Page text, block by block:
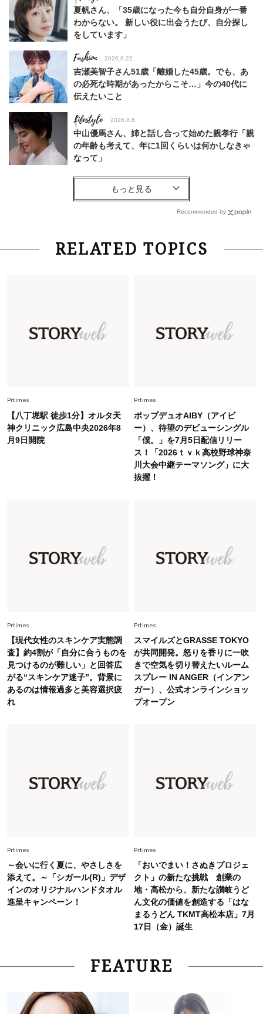
夏帆さん、「35歳になった今も自分自身が一番
わからない。 新しい役に出会うたび、自分探し
をしています」
Fashion 2026.6.22
吉瀬美智子さん51歳「離婚した45歳。でも、あ
の必死な時期があったからこそ…」今の40代に
伝えたいこと
Lifestyle 2026.8.6
中山優馬さん、姉と話し合って始めた親孝行「親
の年齢も考えて、年に1回くらいは何かしなきゃ
なって」
Lifestyle
「お若いですね」は褒め言葉？“若い＝美しい”と
Lifestyle 2026.8.6
26年夏の【開運アクション】は”ひと拭き”習
幸福感”に目が向いた」ライフスタイルも、服も
Fashion 2026.5.29
40代の夏通勤はこれ１着！「きちんと感」も
「オシャレ」も整うトレンドトップス〈4選〉
Fashion 2026.8.5
オシャレ40代の【ワンピ＆オールインワン】最
スタイリストが本気で推す！40代がほどよく華
やぐ【甘め黒アイテム】3選
Fashion 2026.7.25
26年夏は「小ぶり」が大流行中！人と被らない
【最旬かごバッグ】6選
Recommended by
RELATED TOPICS
Prtimes
【八丁堀駅 徒歩1分】オルタ天
神クリニック広島中央2026年8
月9日開院
Prtimes
ポップデュオAIBY（アイビ
ー）、待望のデビューシングル
「僕。」を7月5日配信リリー
ス！「2026ｔｖｋ高校野球神奈
川大会中継テーマソング」に大
抜擢！
Prtimes
【現代女性のスキンケア実態調
査】約4割が「自分に合うものを
見つけるのが難しい」と回答広
がる“スキンケア迷子”。背景に
あるのは情報過多と美容選択疲
れ
Prtimes
スマイルズとGRASSE TOKYO
が共同開発。怒りを香りに一吹
きで空気を切り替えたいルーム
スプレー IN ANGER（インアン
ガー）、公式オンラインショッ
プオープン
Prtimes
～会いに行く夏に、やさしさを
添えて。～「シガール(R)」デザ
インのオリジナルハンドタオル
進呈キャンペーン！
Prtimes
「おいでまい！さぬきプロジェ
クト」の新たな挑戦 創業の
地・高松から、新たな讃岐うど
ん文化の価値を創造する「はな
まるうどん TKMT高松本店」7月
17日（金）誕生
FEATURE